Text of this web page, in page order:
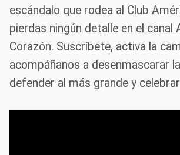
escándalo que rodea al Club
pierdas ningún detalle en el canal
Corazón. Suscríbete, activa la
acompáñanos a desenmascarar
defender al más grande y